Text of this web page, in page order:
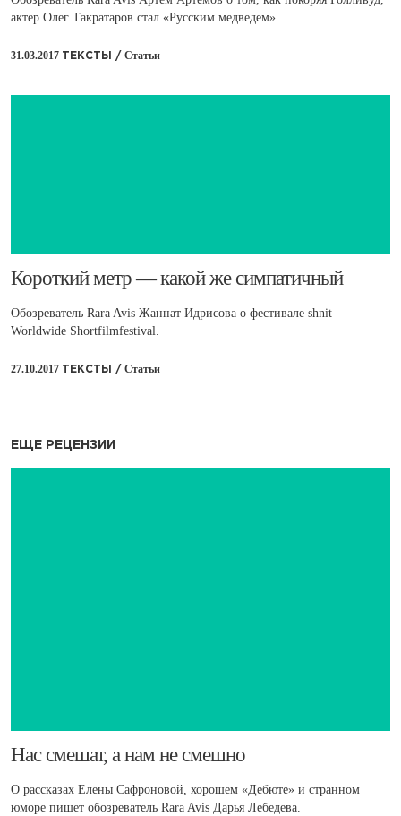
актер Олег Такратаров стал «Русским медведем».
31.03.2017 ТЕКСТЫ / Статьи
​Короткий метр — какой же симпатичный
Обозреватель Rara Avis Жаннат Идрисова о фестивале shnit
Worldwide Shortfilmfestival.
27.10.2017 ТЕКСТЫ / Статьи
ЕЩЕ РЕЦЕНЗИИ
​Нас смешат, а нам не смешно
О рассказах Елены Сафроновой, хорошем «Дебюте» и странном
юморе пишет обозреватель Rara Avis Дарья Лебедева.